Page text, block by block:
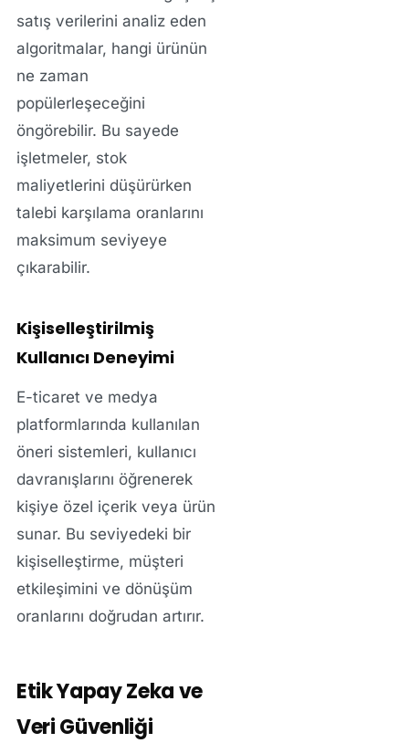
satış verilerini analiz eden
algoritmalar, hangi ürünün
ne zaman
popülerleşeceğini
öngörebilir. Bu sayede
işletmeler, stok
maliyetlerini düşürürken
talebi karşılama oranlarını
maksimum seviyeye
çıkarabilir.
Kişiselleştirilmiş
Kullanıcı Deneyimi
E-ticaret ve medya
platformlarında kullanılan
öneri sistemleri, kullanıcı
davranışlarını öğrenerek
kişiye özel içerik veya ürün
sunar. Bu seviyedeki bir
kişiselleştirme, müşteri
etkileşimini ve dönüşüm
oranlarını doğrudan artırır.
Etik Yapay Zeka ve
Veri Güvenliği